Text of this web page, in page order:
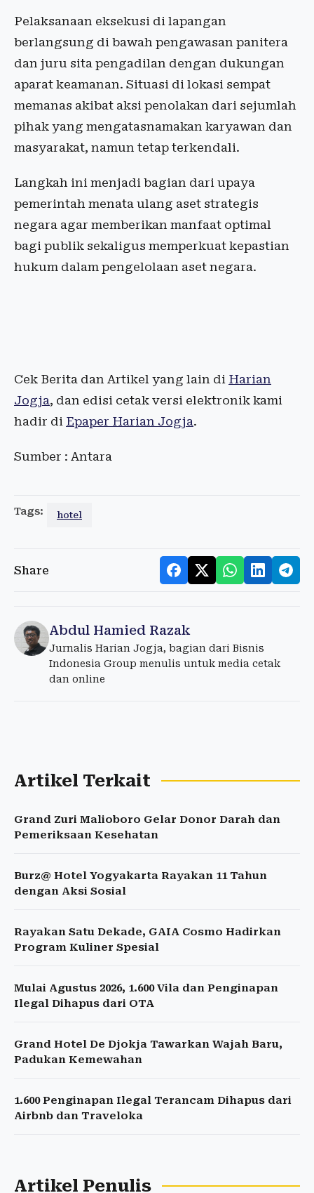
Pelaksanaan eksekusi di lapangan
berlangsung di bawah pengawasan panitera
dan juru sita pengadilan dengan dukungan
aparat keamanan. Situasi di lokasi sempat
memanas akibat aksi penolakan dari sejumlah
pihak yang mengatasnamakan karyawan dan
masyarakat, namun tetap terkendali.
Langkah ini menjadi bagian dari upaya
pemerintah menata ulang aset strategis
negara agar memberikan manfaat optimal
bagi publik sekaligus memperkuat kepastian
hukum dalam pengelolaan aset negara.
Cek Berita dan Artikel yang lain di Harian
Jogja, dan edisi cetak versi elektronik kami
hadir di Epaper Harian Jogja.
Sumber : Antara
Tags: hotel
Share
Abdul Hamied Razak
Jurnalis Harian Jogja, bagian dari Bisnis
Indonesia Group menulis untuk media cetak
dan online
Artikel Terkait
Grand Zuri Malioboro Gelar Donor Darah dan
Pemeriksaan Kesehatan
Burz@ Hotel Yogyakarta Rayakan 11 Tahun
dengan Aksi Sosial
Rayakan Satu Dekade, GAIA Cosmo Hadirkan
Program Kuliner Spesial
Mulai Agustus 2026, 1.600 Vila dan Penginapan
Ilegal Dihapus dari OTA
Grand Hotel De Djokja Tawarkan Wajah Baru,
Padukan Kemewahan
1.600 Penginapan Ilegal Terancam Dihapus dari
Airbnb dan Traveloka
Artikel Penulis